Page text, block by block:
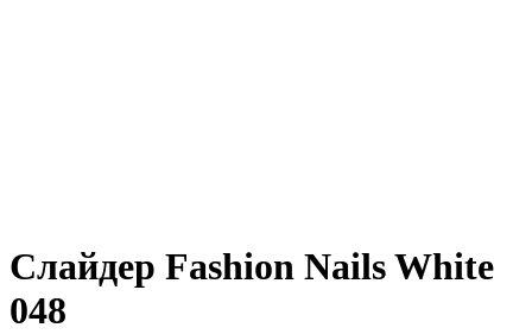
Слайдер Fashion Nails White
048